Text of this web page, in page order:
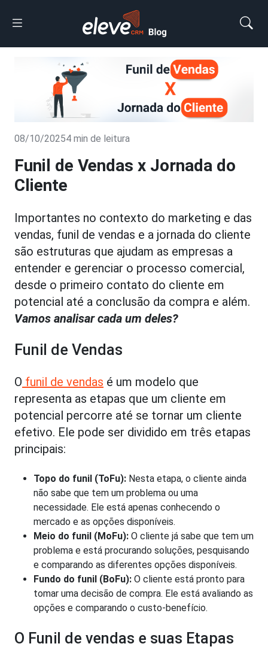
08/10/20254 min de leitura
Funil de Vendas x Jornada do
Cliente
Importantes no contexto do marketing e das
vendas, funil de vendas e a jornada do cliente
são estruturas que ajudam as empresas a
entender e gerenciar o processo comercial,
desde o primeiro contato do cliente em
potencial até a conclusão da compra e além.
Vamos analisar cada um deles?
Funil de Vendas
O funil de vendas é um modelo que
representa as etapas que um cliente em
potencial percorre até se tornar um cliente
efetivo. Ele pode ser dividido em três etapas
principais:
Topo do funil (ToFu): Nesta etapa, o cliente ainda
não sabe que tem um problema ou uma
necessidade. Ele está apenas conhecendo o
mercado e as opções disponíveis.
Meio do funil (MoFu): O cliente já sabe que tem um
problema e está procurando soluções, pesquisando
e comparando as diferentes opções disponíveis.
Fundo do funil (BoFu): O cliente está pronto para
tomar uma decisão de compra. Ele está avaliando as
opções e comparando o custo-benefício.
O Funil de vendas e suas Etapas